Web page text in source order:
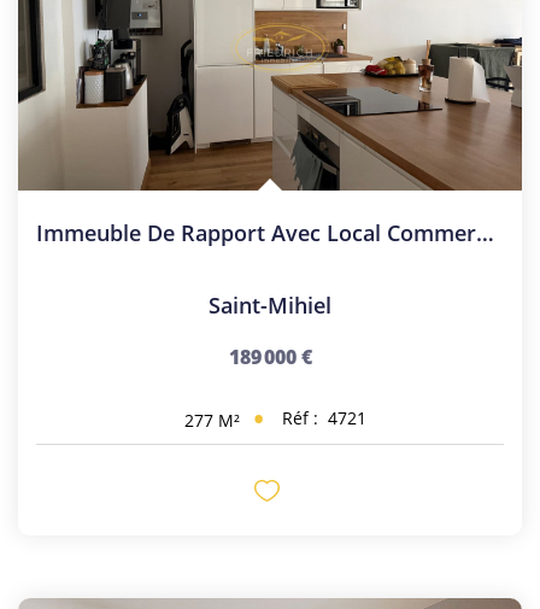
Immeuble De Rapport Avec Local Commercial Et Appartement - C
Saint-Mihiel
189 000 €
277 M² Réf : 4721